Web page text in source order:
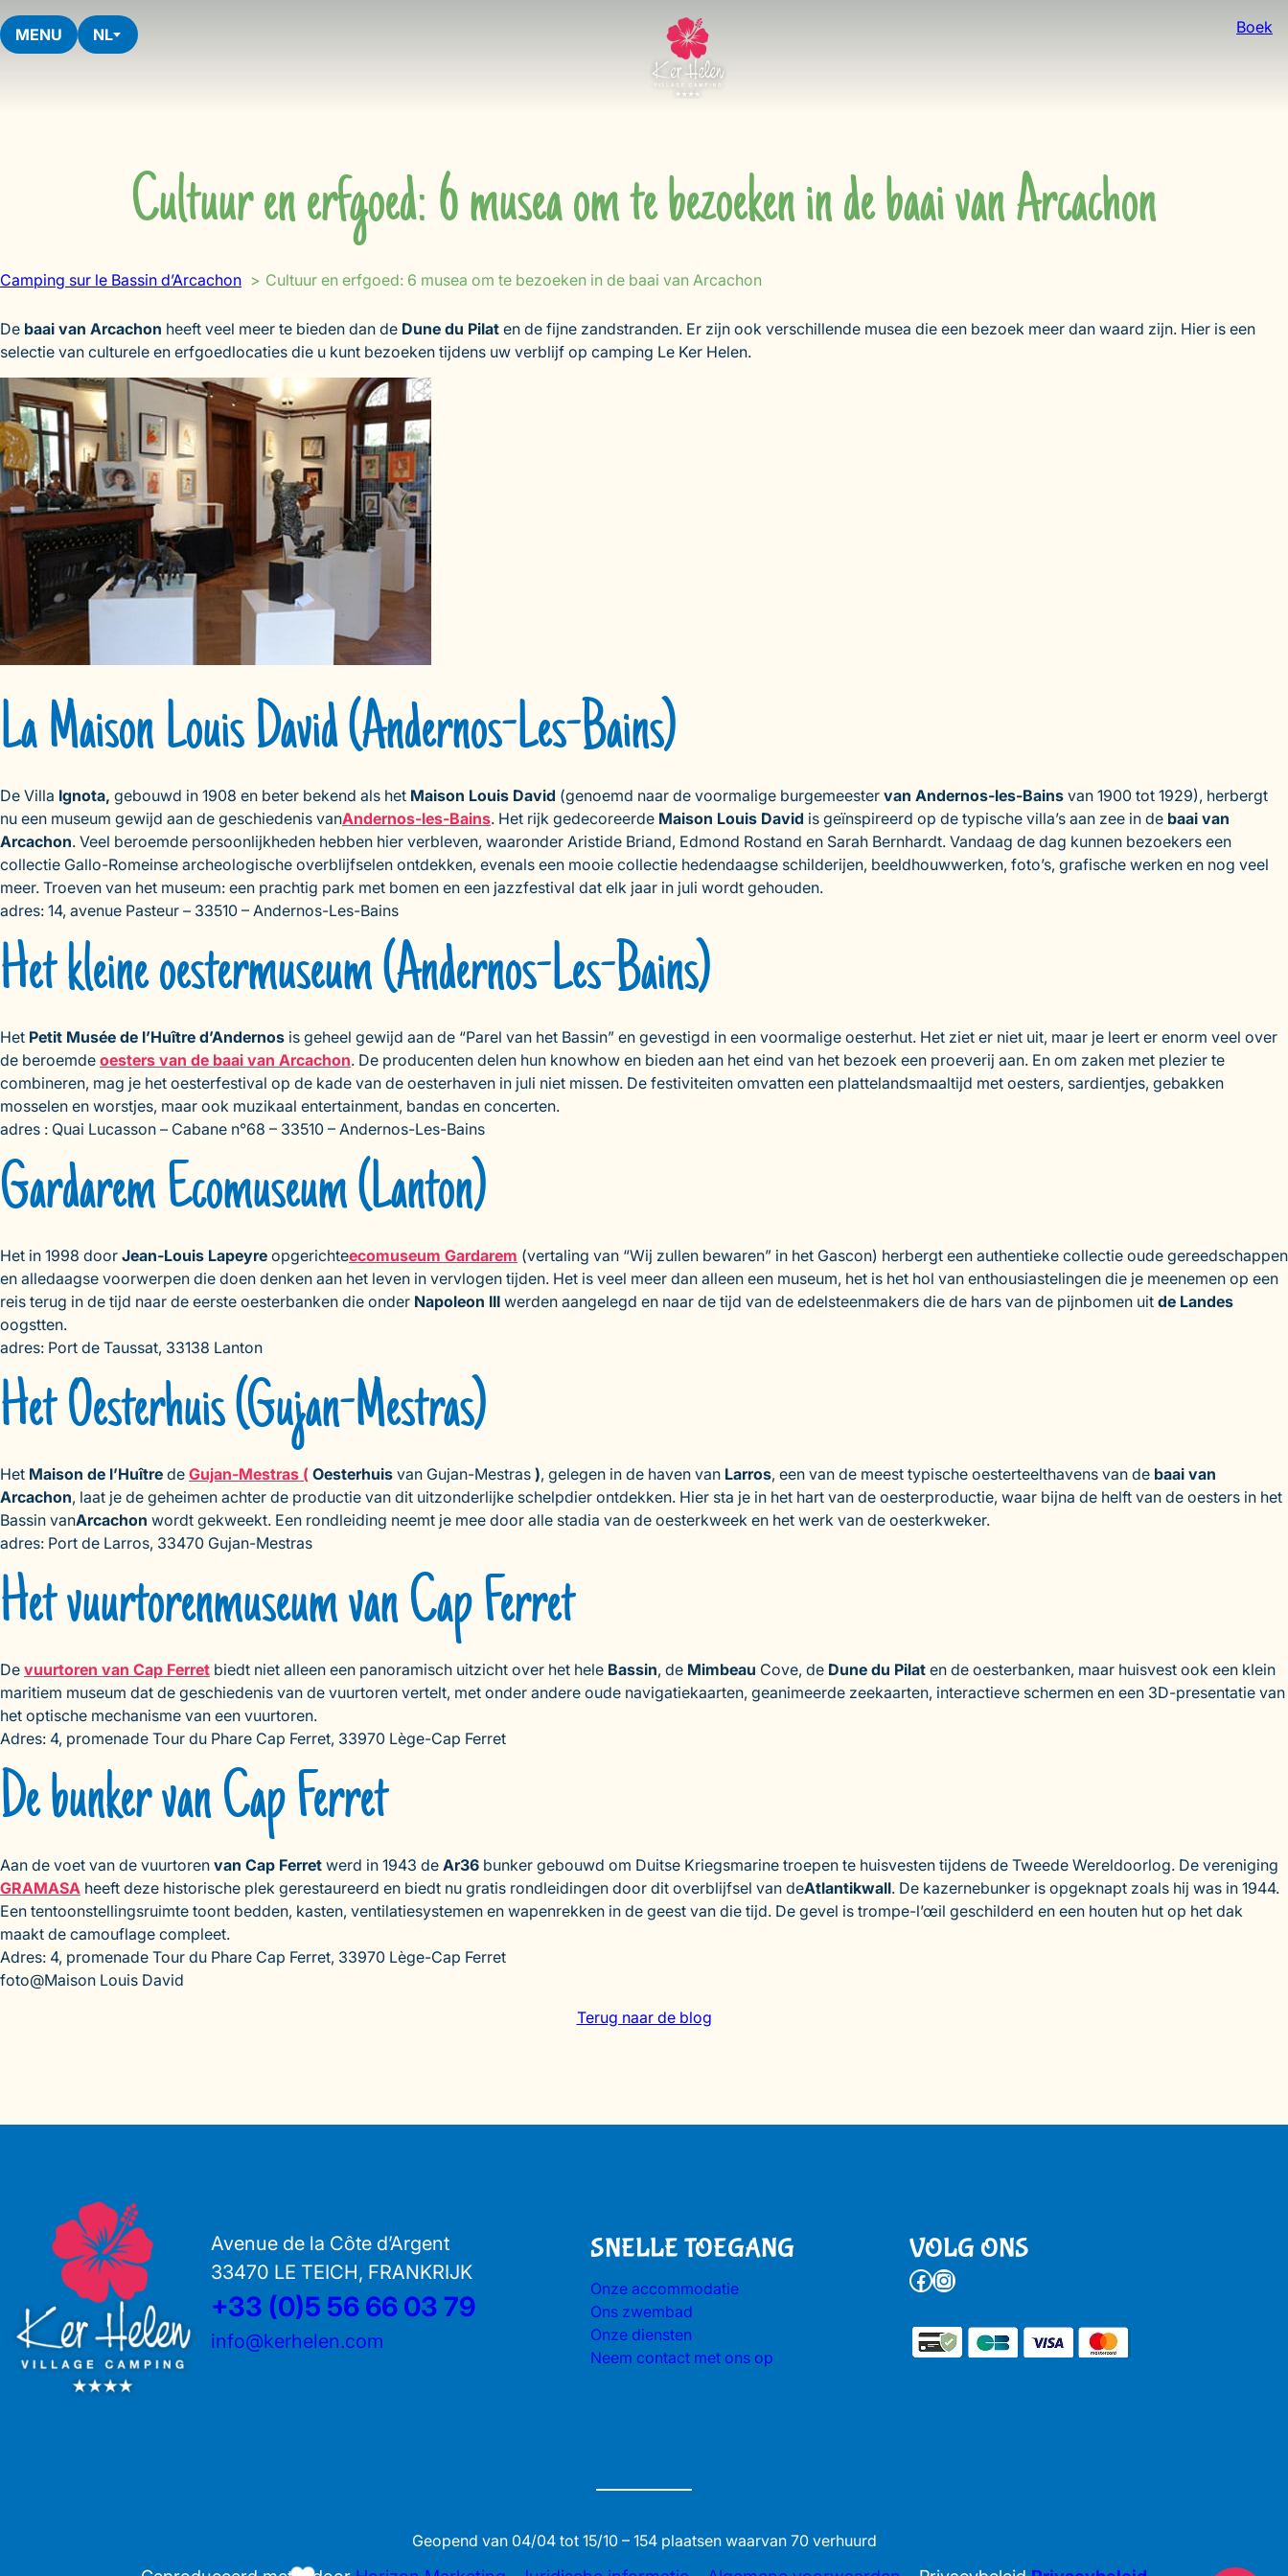
Skip
to
content
MENU NL Boek
Cultuur en erfgoed: 6 musea om te bezoeken in de baai van Arcachon
Camping sur le Bassin d’Arcachon Cultuur en erfgoed: 6 musea om te bezoeken in de baai van Arcachon
De baai van Arcachon heeft veel meer te bieden dan de Dune du Pilat en de fijne zandstranden. Er zijn ook verschillende musea die een bezoek meer dan waard zijn. Hier is een
selectie van culturele en erfgoedlocaties die u kunt bezoeken tijdens uw verblijf op camping Le Ker Helen.
La Maison Louis David (Andernos-Les-Bains)
De Villa Ignota, gebouwd in 1908 en beter bekend als het Maison Louis David (genoemd naar de voormalige burgemeester van Andernos-les-Bains van 1900 tot 1929), herbergt
nu een museum gewijd aan de geschiedenis vanAndernos-les-Bains. Het rijk gedecoreerde Maison Louis David is geïnspireerd op de typische villa’s aan zee in de baai van
Arcachon. Veel beroemde persoonlijkheden hebben hier verbleven, waaronder Aristide Briand, Edmond Rostand en Sarah Bernhardt. Vandaag de dag kunnen bezoekers een
collectie Gallo-Romeinse archeologische overblijfselen ontdekken, evenals een mooie collectie hedendaagse schilderijen, beeldhouwwerken, foto’s, grafische werken en nog veel
meer. Troeven van het museum: een prachtig park met bomen en een jazzfestival dat elk jaar in juli wordt gehouden.
adres: 14, avenue Pasteur – 33510 – Andernos-Les-Bains
Het kleine oestermuseum (Andernos-Les-Bains)
Het Petit Musée de l’Huître d’Andernos is geheel gewijd aan de “Parel van het Bassin” en gevestigd in een voormalige oesterhut. Het ziet er niet uit, maar je leert er enorm veel over
de beroemde oesters van de baai van Arcachon. De producenten delen hun knowhow en bieden aan het eind van het bezoek een proeverij aan. En om zaken met plezier te
combineren, mag je het oesterfestival op de kade van de oesterhaven in juli niet missen. De festiviteiten omvatten een plattelandsmaaltijd met oesters, sardientjes, gebakken
mosselen en worstjes, maar ook muzikaal entertainment, bandas en concerten.
adres : Quai Lucasson – Cabane n°68 – 33510 – Andernos-Les-Bains
Gardarem Ecomuseum (Lanton)
Het in 1998 door Jean-Louis Lapeyre opgerichteecomuseum Gardarem (vertaling van “Wij zullen bewaren” in het Gascon) herbergt een authentieke collectie oude gereedschappen
en alledaagse voorwerpen die doen denken aan het leven in vervlogen tijden. Het is veel meer dan alleen een museum, het is het hol van enthousiastelingen die je meenemen op een
reis terug in de tijd naar de eerste oesterbanken die onder Napoleon III werden aangelegd en naar de tijd van de edelsteenmakers die de hars van de pijnbomen uit de Landes
oogstten.
adres: Port de Taussat, 33138 Lanton
Het Oesterhuis (Gujan-Mestras)
Het Maison de l’Huître de Gujan-Mestras ( Oesterhuis van Gujan-Mestras ), gelegen in de haven van Larros, een van de meest typische oesterteelthavens van de baai van
Arcachon, laat je de geheimen achter de productie van dit uitzonderlijke schelpdier ontdekken. Hier sta je in het hart van de oesterproductie, waar bijna de helft van de oesters in het
Bassin vanArcachon wordt gekweekt. Een rondleiding neemt je mee door alle stadia van de oesterkweek en het werk van de oesterkweker.
adres: Port de Larros, 33470 Gujan-Mestras
Het vuurtorenmuseum van Cap Ferret
De vuurtoren van Cap Ferret biedt niet alleen een panoramisch uitzicht over het hele Bassin, de Mimbeau Cove, de Dune du Pilat en de oesterbanken, maar huisvest ook een klein
maritiem museum dat de geschiedenis van de vuurtoren vertelt, met onder andere oude navigatiekaarten, geanimeerde zeekaarten, interactieve schermen en een 3D-presentatie van
het optische mechanisme van een vuurtoren.
Adres: 4, promenade Tour du Phare Cap Ferret, 33970 Lège-Cap Ferret
De bunker van Cap Ferret
Aan de voet van de vuurtoren van Cap Ferret werd in 1943 de Ar36 bunker gebouwd om Duitse Kriegsmarine troepen te huisvesten tijdens de Tweede Wereldoorlog. De vereniging
GRAMASA heeft deze historische plek gerestaureerd en biedt nu gratis rondleidingen door dit overblijfsel van deAtlantikwall. De kazernebunker is opgeknapt zoals hij was in 1944.
Een tentoonstellingsruimte toont bedden, kasten, ventilatiesystemen en wapenrekken in de geest van die tijd. De gevel is trompe-l’œil geschilderd en een houten hut op het dak
maakt de camouflage compleet.
Adres: 4, promenade Tour du Phare Cap Ferret, 33970 Lège-Cap Ferret
foto@Maison Louis David
Terug naar de blog
Avenue de la Côte d’Argent
33470 LE TEICH, FRANKRIJK
+33 (0)5 56 66 03 79
info@kerhelen.com
SNELLE TOEGANG
Onze accommodatie
Ons zwembad
Onze diensten
Neem contact met ons op
VOLG ONS
Facebook Instagram
Geopend van 04/04 tot 15/10 – 154 plaatsen waarvan 70 verhuurd